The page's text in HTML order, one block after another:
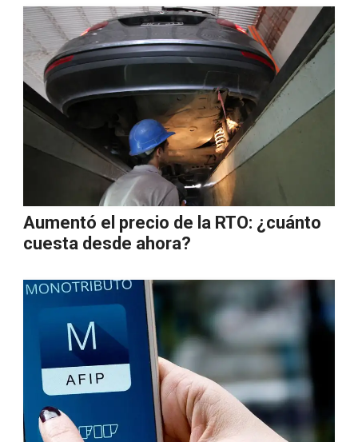
Aumentó el precio de la RTO: ¿cuánto
cuesta desde ahora?